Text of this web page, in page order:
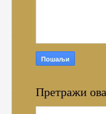
Претражи